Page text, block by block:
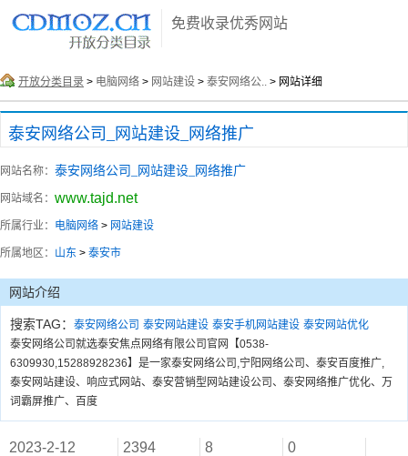
免费收录优秀网站
开放分类目录 > 电脑网络 > 网站建设 > 泰安网络公.. > 网站详细
泰安网络公司_网站建设_网络推广
网站名称： 泰安网络公司_网站建设_网络推广
网站域名： www.tajd.net
所属行业： 电脑网络 > 网站建设
所属地区： 山东 > 泰安市
网站介绍
搜索TAG： 泰安网络公司 泰安网站建设 泰安手机网站建设 泰安网站优化
泰安网络公司就选泰安焦点网络有限公司官网【0538-
6309930,15288928236】是一家泰安网络公司,宁阳网络公司、泰安百度推广,
泰安网站建设、响应式网站、泰安营销型网站建设公司、泰安网络推广优化、万
词霸屏推广、百度
2023-2-12 2394 8 0